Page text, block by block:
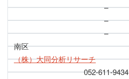
–
–
–
南区
（株）大同分析リサーチ
052-611-9434